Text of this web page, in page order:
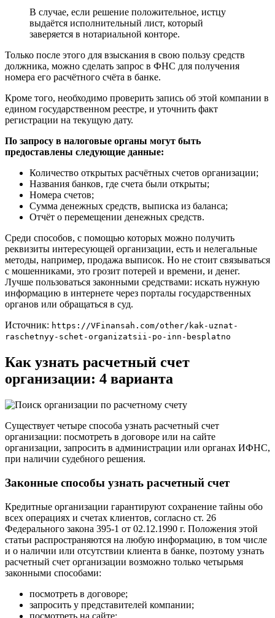
Если реквизиты компании ищутся по причине
мошенничества или незаконной деятельности, то необходимо
обратиться в правоохранительные органы. Налоговики могут
сомнительные сделки.
Узнать данные учреждения через государственные органы
судебные органы с аргументированным заявлением насчёт
выдачи информации о расчётном счёте предприятия. Суд
рассмотрит заявление и вынесет положительное или
отрицательное решение.
В случае, если решение положительное, истцу
выдаётся исполнительный лист, который
заверяется в нотариальной конторе.
Только после этого для взыскания в свою пользу средств
должника, можно сделать запрос в ФНС для получения
номера его расчётного счёта в банке.
Кроме того, необходимо проверить запись об этой компании в
едином государственном реестре, и уточнить факт
регистрации на текущую дату.
По запросу в налоговые органы могут быть
предоставлены следующие данные:
Названия банков, где счета были открыты;
Номера счетов;
Отчёт о перемещении денежных средств.
Среди способов, с помощью которых можно получить
методы, например, продажа выписок. Но не стоит связываться
Лучше пользоваться законными средствами: искать нужную
информацию в интернете через порталы государственных
органов или обращаться в суд.
raschetnyy-schet-organizatsii-po-inn-besplatno
Как узнать расчетный счет
организации: 4 варианта